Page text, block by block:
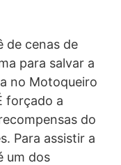
de cenas de
para salvar a
no Motoqueiro
forçado a
do
Para assistir a
um dos